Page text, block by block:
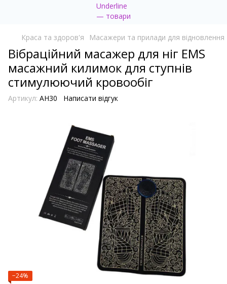
Краса та здоров'я Масажери та прилади для відновлення
Вібраційний масажер для ніг EMS
масажний килимок для ступнів
стимулюючий кровообіг
Артикул: AH30 Написати відгук
−24%